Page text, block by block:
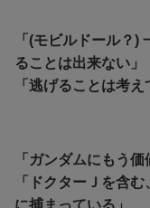
「(モビルドール？)
ることは出来ない」
「 逃げることは考え
「ガンダムにもう価
「ドクターＪを含
に捕まっている」